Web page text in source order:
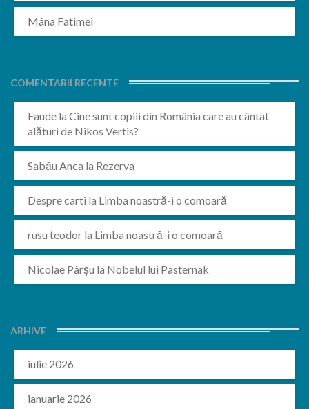
Mâna Fatimei
COMENTARII RECENTE
Faude la Cine sunt copiii din România care au cântat
alături de Nikos Vertis?
Sabău Anca la Rezerva
Despre carti la Limba noastră-i o comoară
rusu teodor la Limba noastră-i o comoară
Nicolae Pârșu la Nobelul lui Pasternak
ARHIVE
iulie 2026
ianuarie 2026